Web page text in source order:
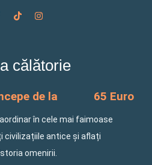
T
i
I
n
r
a
călătorie
de la 65 Euro
în cele mai faimoase
civilizațiile antice și aflați
omenirii.